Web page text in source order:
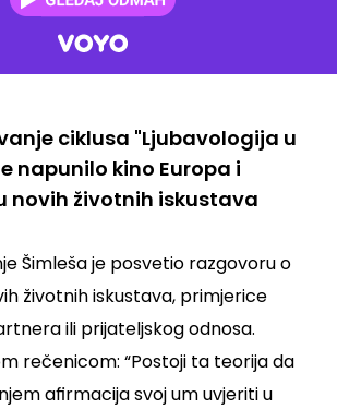
ciklusa "Ljubavologija u
napunilo kino Europa i
novih životnih iskustava
Šimleša je posvetio razgovoru o
životnih iskustava, primjerice
ili prijateljskog odnosa.
rečenicom: “Postoji ta teorija da
afirmacija svoj um uvjeriti u